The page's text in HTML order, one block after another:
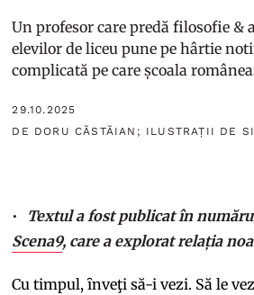
Un profesor care predă filosofie &
elevilor de liceu pune pe hârtie
complicată pe care școala
29.10.2025
DE DORU CĂSTĂIAN; ILUSTRAȚII DE
Textul a fost publicat în
Scena9, care a explorat relația
Cu timpul, ȋnveţi să-i vezi. Să le